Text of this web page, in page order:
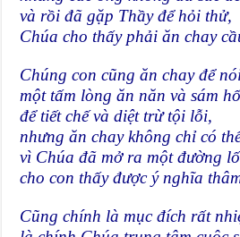
và rồi đã gặp Thầy để hỏi thử,
Chúa cho thấy phải ăn chay
Chúng con cũng ăn chay để
một tấm lòng ăn năn và sám
để tiết chế và diệt trừ tội lỗi,
nhưng ăn chay không chỉ có
vì Chúa đã mở ra một đường
cho con thấy được ý nghĩa
Cũng chính là mục đích rất